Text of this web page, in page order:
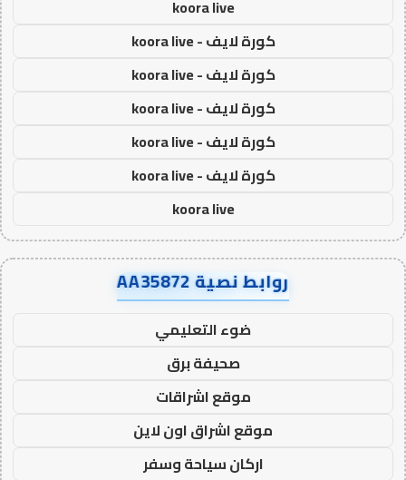
koora live
كورة لايف - koora live
كورة لايف - koora live
كورة لايف - koora live
كورة لايف - koora live
كورة لايف - koora live
koora live
روابط نصية AA35872
ضوء التعليمي
صحيفة برق
موقع اشراقات
موقع اشراق اون لاين
اركان سياحة وسفر